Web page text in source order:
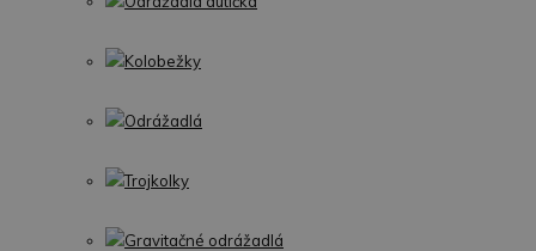
Kolobežky
Odrážadlá
Trojkolky
Gravitačné odrážadlá